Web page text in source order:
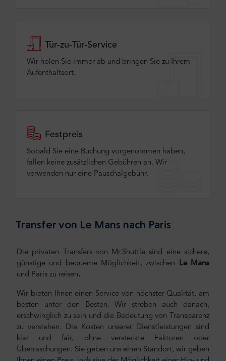
Tür-zu-Tür-Service
Wir holen Sie immer ab und bringen Sie zu Ihrem
Aufenthaltsort.
Festpreis
Sobald Sie eine Buchung vorgenommen haben,
fallen keine zusätzlichen Gebühren an. Wir
verwenden nur eine Pauschalgebühr.
Transfer von Le Mans nach Paris
Die privaten Transfers von Mr.Shuttle sind eine sichere,
günstige und bequeme Möglichkeit, zwischen Le Mans
und Paris zu reisen.
Wir bieten Ihnen einen Service von höchster Qualität, am
besten unter den Besten. Wir streben auch danach,
erschwinglich zu sein und die Bedeutung von Transparenz
zu verstehen. Die Kosten unserer Dienstleistungen sind
klar und fair, ohne versteckte Faktoren oder
Überraschungen. Sie geben uns einen Standort, wir geben